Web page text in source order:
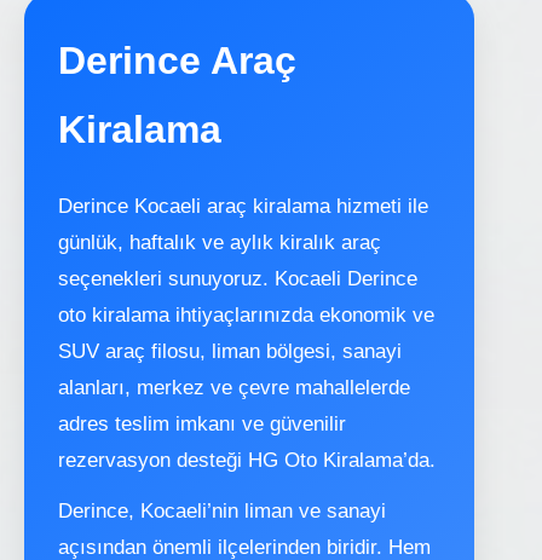
Derince Araç
Kiralama
Derince Kocaeli araç kiralama hizmeti ile
günlük, haftalık ve aylık kiralık araç
seçenekleri sunuyoruz. Kocaeli Derince
oto kiralama ihtiyaçlarınızda ekonomik ve
SUV araç filosu, liman bölgesi, sanayi
alanları, merkez ve çevre mahallelerde
adres teslim imkanı ve güvenilir
rezervasyon desteği HG Oto Kiralama’da.
Derince, Kocaeli’nin liman ve sanayi
açısından önemli ilçelerinden biridir. Hem